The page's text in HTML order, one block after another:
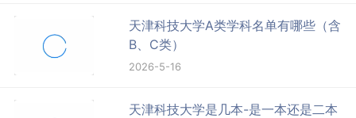
天津科技大学A类学科名单有哪些（含
B、C类）
2026-5-16
天津科技大学是几本-是一本还是二本